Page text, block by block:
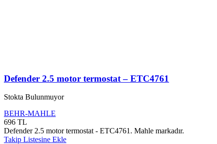
Defender 2.5 motor termostat – ETC4761
Stokta Bulunmuyor
BEHR-MAHLE
696 TL
Defender 2.5 motor termostat - ETC4761. Mahle markadır.
Takip Listesine Ekle